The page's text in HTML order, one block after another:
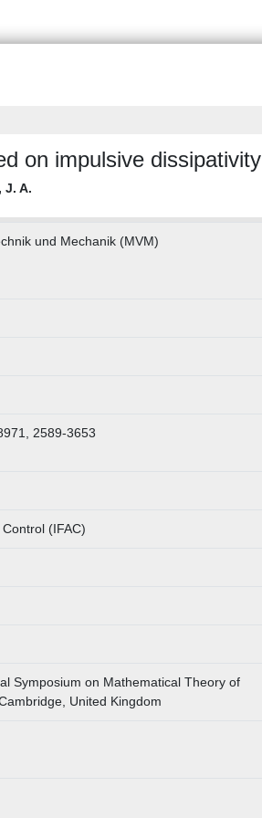
on impulsive dissipativity
J. A.
und Mechanik (MVM)
2589-3653
(IFAC)
Symposium on Mathematical Theory of
United Kingdom